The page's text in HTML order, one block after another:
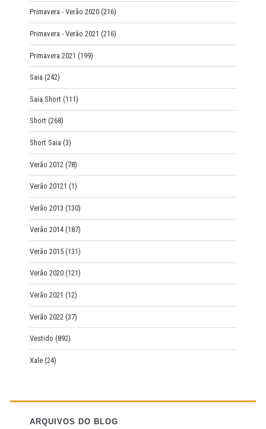
Primavera - Verão 2020 (216)
Primavera - Verão 2021 (216)
Primavera 2021 (199)
Saia (242)
Saia Short (111)
Short (268)
Short Saia (3)
Verão 2012 (78)
Verão 20121 (1)
Verão 2013 (130)
Verão 2014 (187)
Verão 2015 (131)
Verão 2020 (121)
Verão 2021 (12)
Verão 2022 (37)
Vestido (892)
Xale (24)
ARQUIVOS DO BLOG